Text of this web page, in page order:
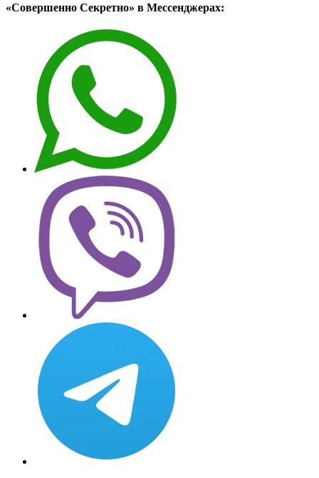
«Совершенно Секретно» в Мессенджерах: